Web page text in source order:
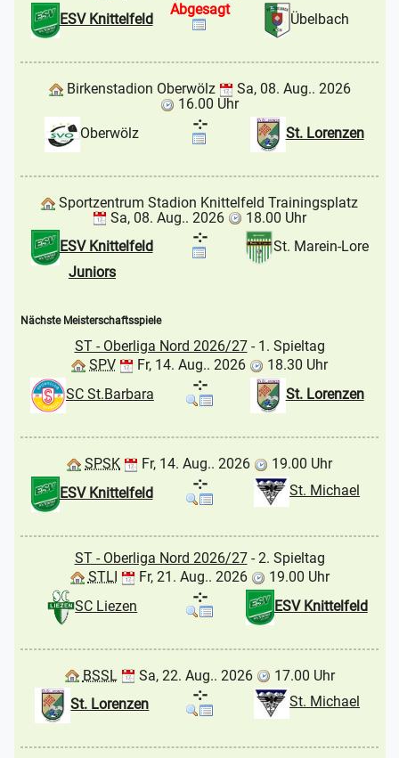
ESV Knittelfeld
Übelbach
Abgesagt
Birkenstadion Oberwölz
Sa, 08. Aug.. 2026
16.00 Uhr
Oberwölz
St. Lorenzen
-:-
Sportzentrum Stadion Knittelfeld Trainingsplatz
Sa, 08. Aug.. 2026
18.00 Uhr
ESV Knittelfeld
Juniors
St. Marein-Lore
-:-
Nächste Meisterschaftsspiele
ST - Oberliga Nord 2026/27- 1. Spieltag
SPV
Fr, 14. Aug.. 2026
18.30 Uhr
SC St.Barbara
St. Lorenzen
-:-
SPSK Fr, 14. Aug.. 2026
19.00 Uhr
ESV Knittelfeld
St. Michael
-:-
ST - Oberliga Nord 2026/27- 2. Spieltag
STLI
Fr, 21. Aug.. 2026
19.00 Uhr
SC Liezen
ESV Knittelfeld
-:-
BSSL Sa, 22. Aug.. 2026
17.00 Uhr
St. Lorenzen
St. Michael
-:-